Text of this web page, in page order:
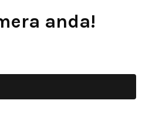
anda!